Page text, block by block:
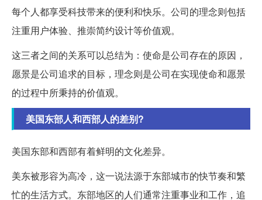
每个人都享受科技带来的便利和快乐。公司的理念则包括
注重用户体验、推崇简约设计等价值观。
这三者之间的关系可以总结为：使命是公司存在的原因，
愿景是公司追求的目标，理念则是公司在实现使命和愿景
的过程中所秉持的价值观。
美国东部人和西部人的差别?
美国东部和西部有着鲜明的文化差异。
美东被形容为高冷，这一说法源于东部城市的快节奏和繁
忙的生活方式。东部地区的人们通常注重事业和工作，追